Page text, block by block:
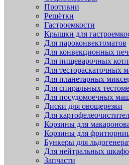
Противни
Решётки
Гастроемкости
Крышки для
Для пароконвектоматов
Для конвекционных
Для пищеварочных
Для тестораскаточных
Для планетарных
Для спиральных
Для посудомоечных
Диски для овощерезки
Для
Корзины для
Корзины для
Бункеры для
Для нейтральных
Запчасти